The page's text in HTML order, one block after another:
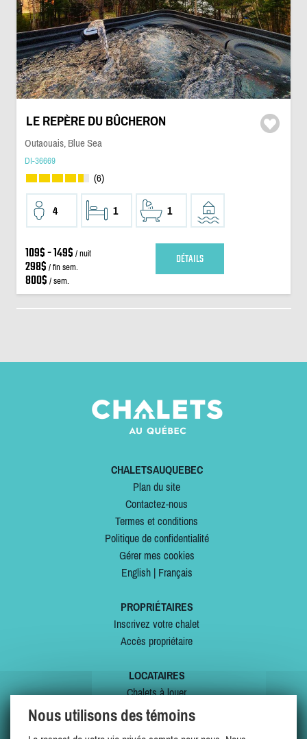
LE REPÈRE DU BÛCHERON
Outaouais, Blue Sea
DI-36669
(6)
4 1 1
109$ - 149$ / nuit
298$ / fin sem.
800$ / sem.
DÉTAILS
CHALETSAUQUEBEC
Plan du site
Contactez-nous
Termes et conditions
Politique de confidentialité
Gérer mes cookies
English| Français
PROPRIÉTAIRES
Inscrivez votre chalet
Accès propriétaire
LOCATAIRES
Chalets à louer
Chalets à vendre
Nous utilisons des témoins